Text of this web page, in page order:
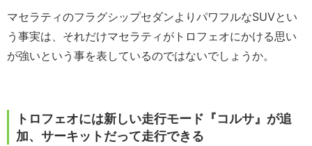
マセラティのフラグシップセダンよりパワフルなSUVとい
う事実は、それだけマセラティがトロフェオにかける思い
が強いという事を表しているのではないでしょうか。
トロフェオには新しい走行モード『コルサ』が追
加、サーキットだって走行できる